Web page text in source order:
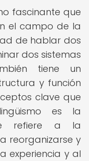
fascinante que
el campo de la
de hablar dos
dos sistemas
tiene un
y función
clave que
es la
refiere a la
reorganizarse y
experiencia y al